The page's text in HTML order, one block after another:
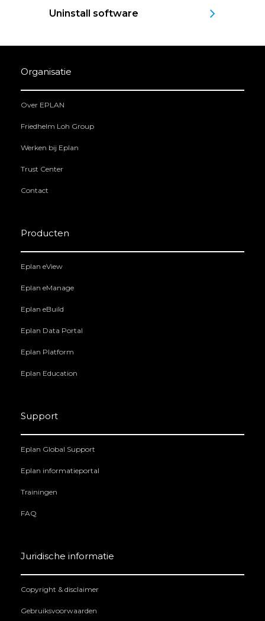
Uninstall software
Organisatie
Over EPLAN
Friedhelm Loh Group
Werken bij Eplan
Trust Center
Contact
Producten
Eplan eView
Eplan eManage
Eplan eBuild
Eplan Data Portal
Eplan Platform
Eplan Education
Support
Eplan Global Support
Eplan informatieportal
Trainingen
FAQ
Juridische informatie
Copyright & disclaimer
Gebruiksvoorwaarden